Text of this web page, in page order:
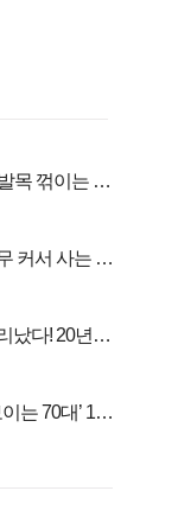
목 꺾이는 이
커서 사는 게
났다! 20년
는 70대’ 1위